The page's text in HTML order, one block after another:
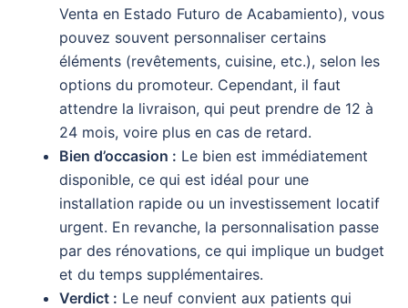
Venta en Estado Futuro de Acabamiento), vous
pouvez souvent personnaliser certains
éléments (revêtements, cuisine, etc.), selon les
options du promoteur. Cependant, il faut
attendre la livraison, qui peut prendre de 12 à
24 mois, voire plus en cas de retard.
Bien d’occasion : Le bien est immédiatement
disponible, ce qui est idéal pour une
installation rapide ou un investissement locatif
urgent. En revanche, la personnalisation passe
par des rénovations, ce qui implique un budget
et du temps supplémentaires.
Verdict : Le neuf convient aux patients qui